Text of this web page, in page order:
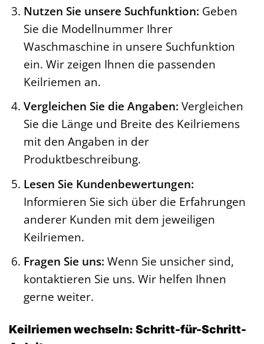
Nutzen Sie unsere Suchfunktion: Geben
Sie die Modellnummer Ihrer
Waschmaschine in unsere Suchfunktion
ein. Wir zeigen Ihnen die passenden
Keilriemen an.
Vergleichen Sie die Angaben: Vergleichen
Sie die Länge und Breite des Keilriemens
mit den Angaben in der
Produktbeschreibung.
Lesen Sie Kundenbewertungen:
Informieren Sie sich über die Erfahrungen
anderer Kunden mit dem jeweiligen
Keilriemen.
Fragen Sie uns: Wenn Sie unsicher sind,
kontaktieren Sie uns. Wir helfen Ihnen
gerne weiter.
Keilriemen wechseln: Schritt-für-Schritt-